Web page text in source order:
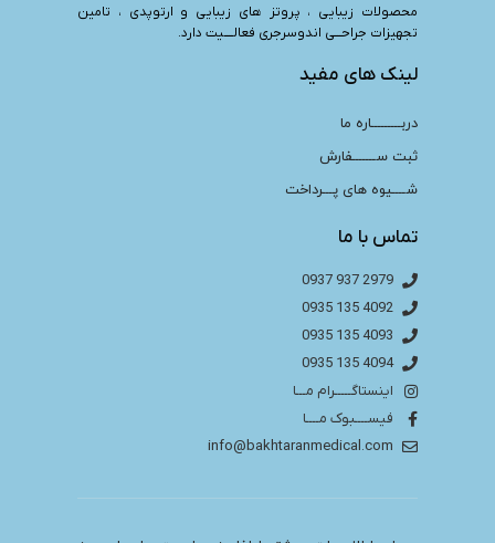
محصولات زیبایی ، پروتز های زیبایی و ارتوپدی ، تامین
تجهیزات جراحـــی اندوسرجری فعالــــیت دارد.
لینک های مفید
دربـــــــــاره ما
ثبت ســـــــفارش
شــــیوه های پـــرداخت
تماس با ما
2979 937 0937
4092 135 0935
4093 135 0935
4094 135 0935
اینستاگـــــرام مـــا
فیســــبوک مــــا
info@bakhtaranmedical.com